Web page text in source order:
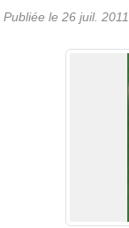
Publiée le 26 juil. 2011